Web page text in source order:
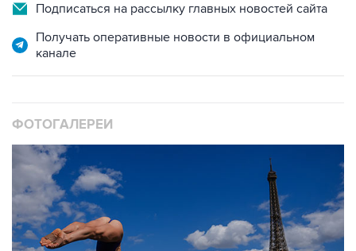
Подписаться на рассылку главных новостей сайта
Получать оперативные новости в официальном
канале
ФОТОГАЛЕРЕИ